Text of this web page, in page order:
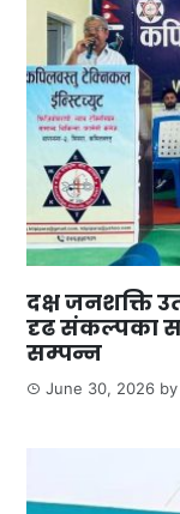
दक्ष जनशक्ति
दृढ संकल्पका
सम्पन्न
June 30, 2026 by